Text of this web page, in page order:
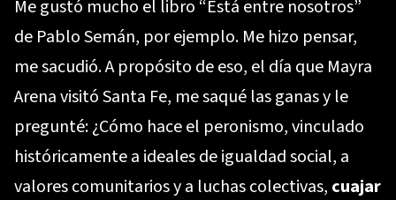
Me gustó mucho el libro “Está entre nosotros”
de Pablo Semán, por ejemplo. Me hizo pensar,
me sacudió. A propósito de eso, el día que Mayra
Arena visitó Santa Fe, me saqué las ganas y le
pregunté: ¿Cómo hace el peronismo, vinculado
históricamente a ideales de igualdad social, a
valores comunitarios y a luchas colectivas, cuajar